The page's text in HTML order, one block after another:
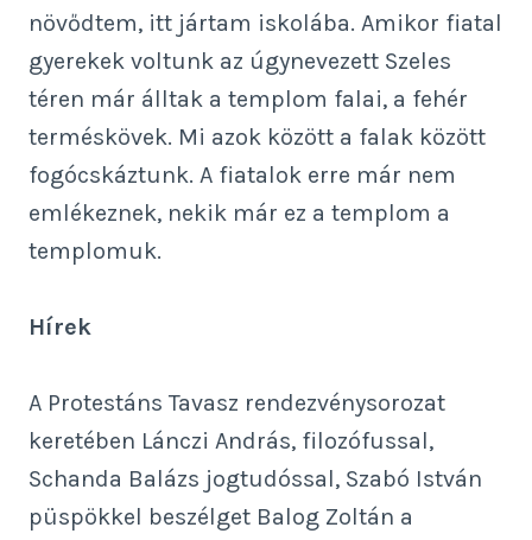
növődtem, itt jártam iskolába. Amikor fiatal
gyerekek voltunk az úgynevezett Szeles
téren már álltak a templom falai, a fehér
terméskövek. Mi azok között a falak között
fogócskáztunk. A fiatalok erre már nem
emlékeznek, nekik már ez a templom a
templomuk.
Hírek
A Protestáns Tavasz rendezvénysorozat
keretében Lánczi András, filozófussal,
Schanda Balázs jogtudóssal, Szabó István
püspökkel beszélget Balog Zoltán a